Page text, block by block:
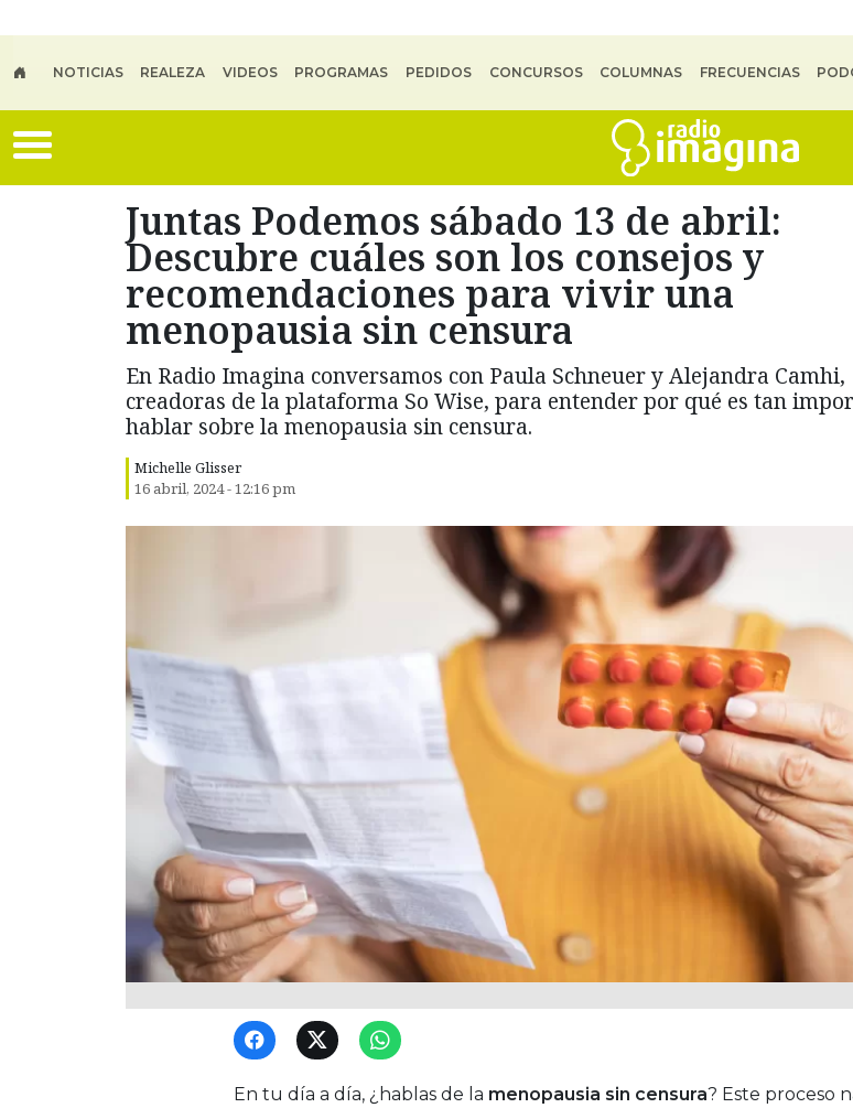
NOTICIAS REALEZA VIDEOS PROGRAMAS PEDIDOS CONCURSOS COLUMNAS FRECUENCIAS
Juntas Podemos sábado 13 de abril:
Descubre cuáles son los consejos y
recomendaciones para vivir una
menopausia sin censura
En Radio Imagina conversamos con Paula Schneuer y Alejandra Camhi,
creadoras de la plataforma So Wise, para entender por qué es tan
hablar sobre la menopausia sin censura.
Michelle Glisser
16 abril, 2024 - 12:16 pm
En tu día a día, ¿hablas de la menopausia sin censura? Este proceso